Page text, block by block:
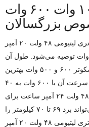
اسکوتر برقی جدید ۱۰۰۰ وات ۶۰۰ وات
برای اسکوتر برقی ۱۰۰۰ واتی جدید، باتری لیتیومی ۴۸ ولت ۲۰ آمپر
ساعت با توان ۵۰۰ وات، ۶۰۰ وات و ۸۰۰ وات توصیه می‌شود. طول آن
۱.۶۵ متر است، نه خیلی بزرگ، بنابراین اسکوتر ۶۰۰ و ۵۰۰ وات بهترین
انتخاب برای این اسکوتر برقی است و سرعت آن با ۶۰۰ وات به ۴۰
کیلومتر در ساعت می‌رسد. باتری لیتیومی ۴۸ ولت ۲۴ آمپر ساعت برای
اسکوتر برقی ۶۰۰ و ۵۰۰ وات ۴۸ ولت می‌تواند برد ۶۹ تا ۷۰ کیلومتر را
تضمین کند. اسکوتر برقی ۴۸ ولت با باتری لیتیومی ۴۸ ولت ۲۰ آمپر